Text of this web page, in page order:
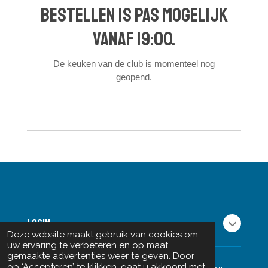
Deze website maakt gebruik van cookies om
uw ervaring te verbeteren en op maat
gemaakte advertenties weer te geven. Door
Bestellen is pas mogelijk
vanaf 19:00.
De keuken van de club is momenteel nog
geopend.
Login